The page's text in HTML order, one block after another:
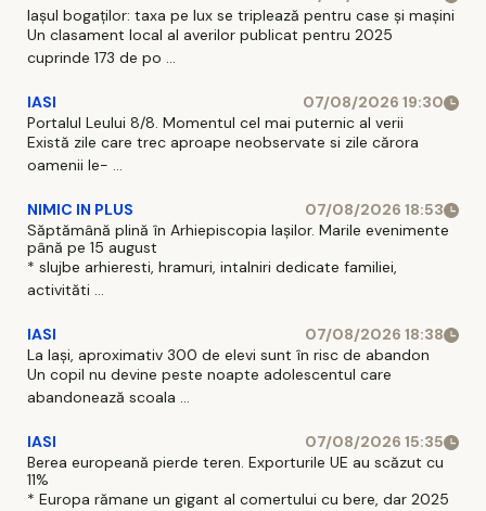
Iașul bogaților: taxa pe lux se triplează pentru case și mașini
Un clasament local al averilor publicat pentru 2025
cuprinde 173 de po ...
IASI
07/08/2026 19:30
Portalul Leului 8/8. Momentul cel mai puternic al verii
Există zile care trec aproape neobservate si zile cărora
oamenii le- ...
NIMIC IN PLUS
07/08/2026 18:53
Săptămână plină în Arhiepiscopia Iașilor. Marile evenimente
până pe 15 august
* slujbe arhieresti, hramuri, intalniri dedicate familiei,
activităti ...
IASI
07/08/2026 18:38
La Iași, aproximativ 300 de elevi sunt în risc de abandon
Un copil nu devine peste noapte adolescentul care
abandonează scoala ...
IASI
07/08/2026 15:35
Berea europeană pierde teren. Exporturile UE au scăzut cu
11%
* Europa rămane un gigant al comertului cu bere, dar 2025